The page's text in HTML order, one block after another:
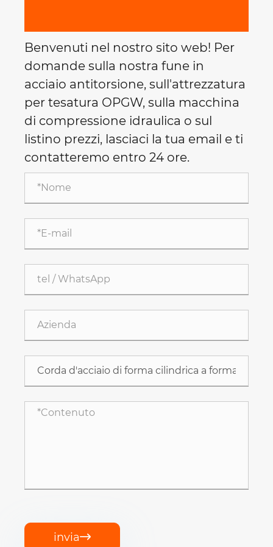
Benvenuti nel nostro sito web! Per
domande sulla nostra fune in
acciaio antitorsione, sull'attrezzatura
per tesatura OPGW, sulla macchina
di compressione idraulica o sul
listino prezzi, lasciaci la tua email e ti
contatteremo entro 24 ore.
invia